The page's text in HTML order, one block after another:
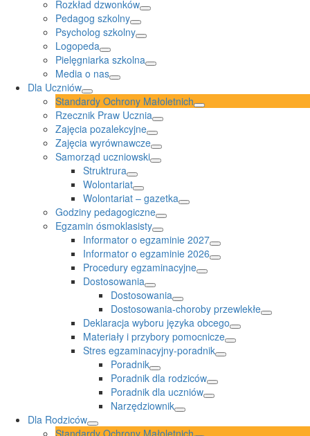
Rozkład dzwonków
Pedagog szkolny
Psycholog szkolny
Logopeda
Pielęgniarka szkolna
Media o nas
Dla Uczniów
Standardy Ochrony Małoletnich
Rzecznik Praw Ucznia
Zajęcia pozalekcyjne
Zajęcia wyrównawcze
Samorząd uczniowski
Struktrura
Wolontariat
Wolontariat – gazetka
Godziny pedagogiczne
Egzamin ósmoklasisty
Informator o egzaminie 2027
Informator o egzaminie 2026
Procedury egzaminacyjne
Dostosowania
Dostosowania
Dostosowania-choroby przewlekłe
Deklaracja wyboru języka obcego
Materiały i przybory pomocnicze
Stres egzaminacyjny-poradnik
Poradnik
Poradnik dla rodziców
Poradnik dla uczniów
Narzędziownik
Dla Rodziców
Standardy Ochrony Małoletnich